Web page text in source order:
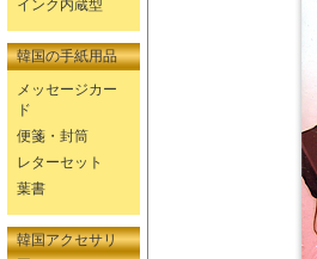
インク内蔵型
韓国の手紙用品
メッセージカー
ド
便箋・封筒
レターセット
葉書
韓国アクセサリ